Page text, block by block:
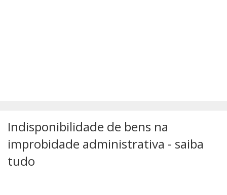
Indisponibilidade de bens na
improbidade administrativa - saiba
tudo